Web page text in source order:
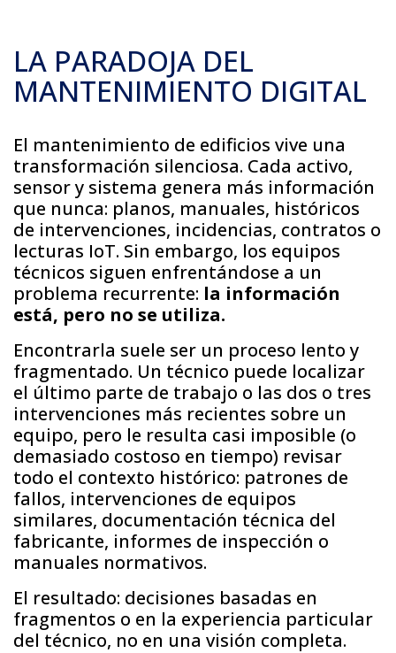
LA PARADOJA DEL
MANTENIMIENTO DIGITAL
El mantenimiento de edificios vive una
transformación silenciosa. Cada activo,
sensor y sistema genera más información
que nunca: planos, manuales, históricos
de intervenciones, incidencias, contratos o
lecturas IoT. Sin embargo, los equipos
técnicos siguen enfrentándose a un
problema recurrente: la información
está, pero no se utiliza.
Encontrarla suele ser un proceso lento y
fragmentado. Un técnico puede localizar
el último parte de trabajo o las dos o tres
intervenciones más recientes sobre un
equipo, pero le resulta casi imposible (o
demasiado costoso en tiempo) revisar
todo el contexto histórico: patrones de
fallos, intervenciones de equipos
similares, documentación técnica del
fabricante, informes de inspección o
manuales normativos.
El resultado: decisiones basadas en
fragmentos o en la experiencia particular
del técnico, no en una visión completa.